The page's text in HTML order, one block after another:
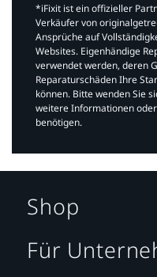
*iFixit ist ein offizieller
Verkäufer von
Ansprüche auf
Websites. Eigenhändige
verwendet werden, deren
Reparaturschäden Ihre
können. Bitte wenden Sie
weitere Informationen
benötigen.​
Shop
Für